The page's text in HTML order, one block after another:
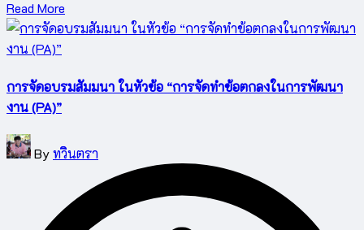
Read More
การจัดอบรมสัมมนา ในหัวข้อ “การจัดทำข้อตกลงในการพัฒนา
งาน (PA)”
Posted
by
Byทวินตรา